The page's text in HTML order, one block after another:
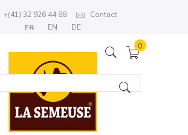
+(41) 32 926 44 88
Contact
FR
EN DE